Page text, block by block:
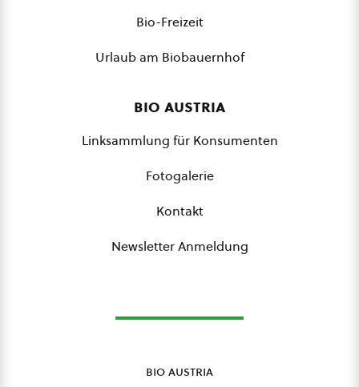
Bio-Freizeit
Urlaub am Biobauernhof
bio austria
Linksammlung für Konsumenten
Fotogalerie
Kontakt
Newsletter Anmeldung
bio austria